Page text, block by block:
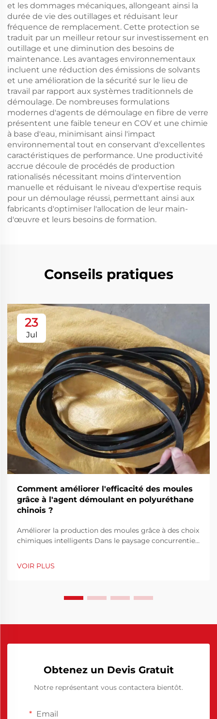
et les dommages mécaniques, allongeant ainsi la
durée de vie des outillages et réduisant leur
fréquence de remplacement. Cette protection se
traduit par un meilleur retour sur investissement en
outillage et une diminution des besoins de
maintenance. Les avantages environnementaux
incluent une réduction des émissions de solvants
et une amélioration de la sécurité sur le lieu de
travail par rapport aux systèmes traditionnels de
démoulage. De nombreuses formulations
modernes d'agents de démoulage en fibre de verre
présentent une faible teneur en COV et une chimie
à base d'eau, minimisant ainsi l'impact
environnemental tout en conservant d'excellentes
caractéristiques de performance. Une productivité
accrue découle de procédés de production
rationalisés nécessitant moins d'intervention
manuelle et réduisant le niveau d'expertise requis
pour un démoulage réussi, permettant ainsi aux
fabricants d'optimiser l'allocation de leur main-
d'œuvre et leurs besoins de formation.
Conseils pratiques
23
Jul
Comment améliorer l'efficacité des moules
grâce à l'agent démoulant en polyuréthane
chinois ?
Améliorer la production des moules grâce à des choix
chimiques intelligents Dans le paysage concurrentiel
nécessité financière. L'optimisation des performances
VOIR PLUS
Obtenez un Devis Gratuit
Notre représentant vous contactera bientôt.
Email